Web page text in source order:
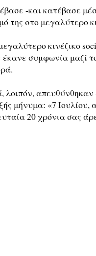
-και κατέβασε
της στο μεγαλύτερο
κινέζικο
έκανε συμφωνία μαζί
λοιπόν,
μήνυμα: «7
20 χρόνια σας